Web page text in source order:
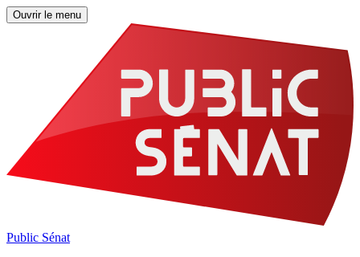
Ouvrir le menu
Public Sénat